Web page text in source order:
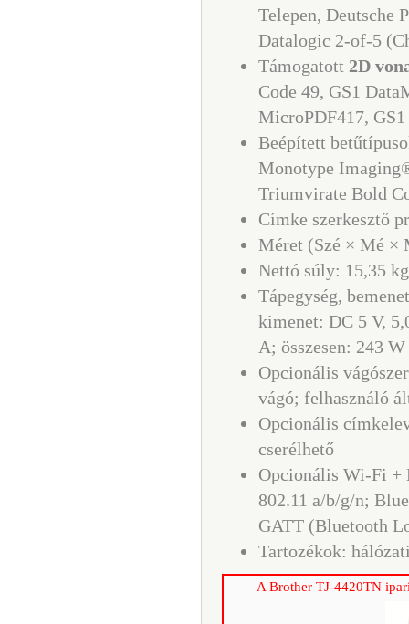
Telepen, Deutsche
Datalogic 2-of-5
Támogatott 2D
Code 49, GS1
MicroPDF417,
Beépített
Monotype
Triumvirate Bold
Címke szerkesztő
Méret (Szé × Mé ×
Nettó súly: 15,35 kg
Tápegység,
kimenet: DC 5 V,
A; összesen: 243 W
Opcionális
vágó; felhasználó
Opcionális
cserélhető
Opcionális Wi-Fi +
802.11 a/b/g/n;
GATT (Bluetooth
Tartozékok:
A Brother TJ-4420TN